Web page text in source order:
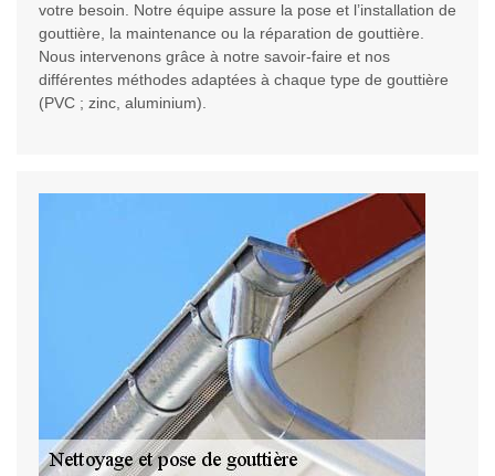
votre besoin. Notre équipe assure la pose et l’installation de
gouttière, la maintenance ou la réparation de gouttière.
Nous intervenons grâce à notre savoir-faire et nos
différentes méthodes adaptées à chaque type de gouttière
(PVC ; zinc, aluminium).